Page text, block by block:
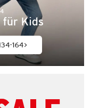
für Kids
164